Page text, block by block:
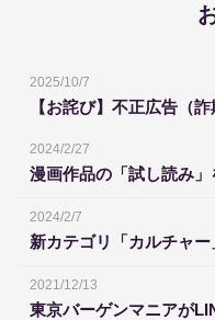
2025/10/7
【お詫び】不正広告（
2024/2/27
漫画作品の「試し読み」
2024/2/7
新カテゴリ「カルチャ
2021/12/13
東京バーゲンマニアが